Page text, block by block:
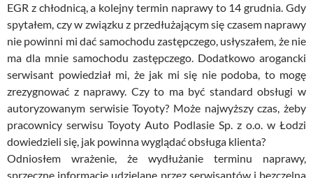
EGR z chłodnicą, a kolejny termin naprawy to 14 grudnia. Gdy
spytałem, czy w związku z przedłużającym się czasem naprawy
nie powinni mi dać samochodu zastępczego, usłyszałem, że nie
ma dla mnie samochodu zastępczego. Dodatkowo arogancki
serwisant powiedział mi, że jak mi się nie podoba, to mogę
zrezygnować z naprawy. Czy to ma być standard obsługi w
autoryzowanym serwisie Toyoty? Może najwyższy czas, żeby
pracownicy serwisu Toyoty Auto Podlasie Sp. z o.o. w Łodzi
dowiedzieli się, jak powinna wyglądać obsługa klienta?
Odniosłem wrażenie, że wydłużanie terminu naprawy,
sprzeczne informacje udzielane przez serwisantów i bezczelna